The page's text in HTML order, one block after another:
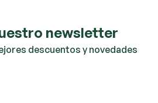
newsletter
descuentos y novedades